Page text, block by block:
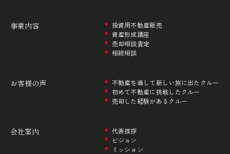
事業内容
投資用不動産販売
資産形成講座
売却相談査定
相続相談
お客様の声
不動産を通して新しい旅に出たクルー
初めて不動産に挑戦したクルー
売却した経験があるクルー
会社案内
代表挨拶
ビジョン
ミッション